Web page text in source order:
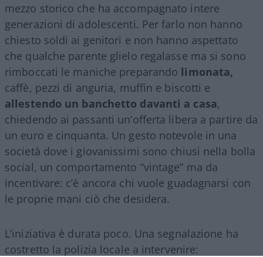
mezzo storico che ha accompagnato intere
generazioni di adolescenti. Per farlo non hanno
chiesto soldi ai genitori e non hanno aspettato
che qualche parente glielo regalasse ma si sono
rimboccati le maniche preparando limonata,
caffè, pezzi di anguria, muffin e biscotti e
allestendo un banchetto davanti a casa,
chiedendo ai passanti un’offerta libera a partire da
un euro e cinquanta. Un gesto notevole in una
società dove i giovanissimi sono chiusi nella bolla
social, un comportamento “vintage” ma da
incentivare: c’è ancora chi vuole guadagnarsi con
le proprie mani ciò che desidera.
L’iniziativa è durata poco. Una segnalazione ha
costretto la polizia locale a intervenire: